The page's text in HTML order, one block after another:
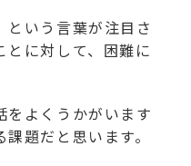
いう言葉が注目さ
に対して、困難に
よくうかがいます
題だと思います。